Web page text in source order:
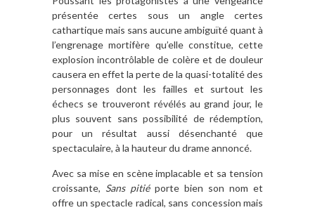
présentée certes sous un angle certes
cathartique mais sans aucune ambiguïté quant à
l’engrenage mortifère qu’elle constitue, cette
explosion incontrôlable de colère et de douleur
causera en effet la perte de la quasi-totalité des
personnages dont les failles et surtout les
échecs se trouveront révélés au grand jour, le
plus souvent sans possibilité de rédemption,
pour un résultat aussi désenchanté que
spectaculaire, à la hauteur du drame annoncé.
Avec sa mise en scène implacable et sa tension
croissante, Sans pitiéporte bien son nom et
offre un spectacle radical, sans concession mais